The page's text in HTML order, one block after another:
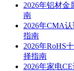
2026年铝材
南
2026年CMA
指南
2026年RoHS
择指南
2026年家电